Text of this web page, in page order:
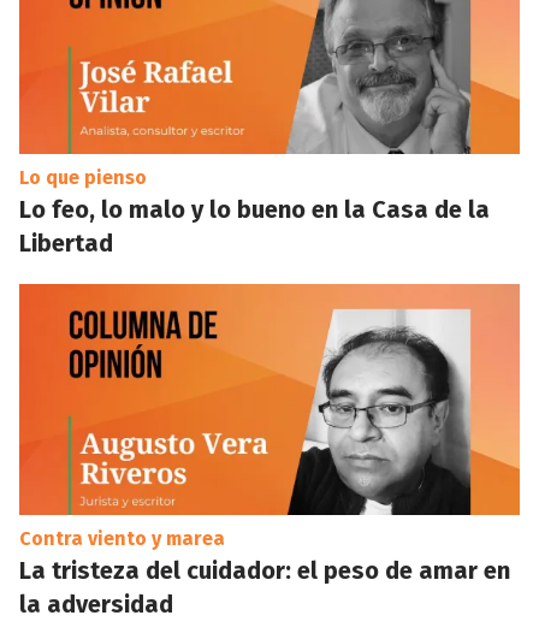
Lo que pienso
Lo feo, lo malo y lo bueno en la Casa de la
Libertad
Contra viento y marea
La tristeza del cuidador: el peso de amar en
la adversidad